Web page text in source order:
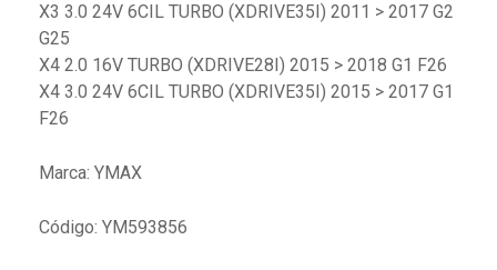
X3 3.0 24V 6CIL TURBO (XDRIVE35I) 2011 > 2017 G2
G25
X4 2.0 16V TURBO (XDRIVE28I) 2015 > 2018 G1 F26
X4 3.0 24V 6CIL TURBO (XDRIVE35I) 2015 > 2017 G1
F26
Marca: YMAX
Código: YM593856